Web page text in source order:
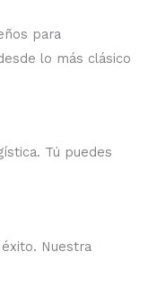
para
lo más clásico
Tú puedes
Nuestra